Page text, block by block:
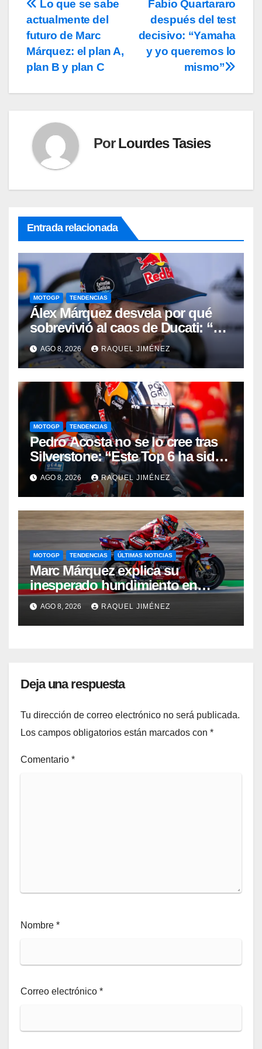
Navegación
de
entradas
Fabio Quartararo
después del test
decisivo: “Yamaha
y yo queremos lo
mismo”
Lo que se sabe
actualmente del
futuro de Marc
Márquez: el plan A,
plan B y plan C
PorLourdes Tasies
Entrada relacionada
MOTOGP TENDENCIAS
Álex Márquez desvela por qué
sobrevivió al caos de Ducati: “No
sé cómo acabé siendo el mejor”
AGO 8, 2026 RAQUEL JIMÉNEZ
MOTOGP TENDENCIAS
Pedro Acosta no se lo cree tras
Silverstone: “Este Top 6 ha sido
una sorpresa”
AGO 8, 2026 RAQUEL JIMÉNEZ
MOTOGP TENDENCIAS ÚLTIMAS NOTICIAS
Marc Márquez explica su
inesperado hundimiento en
Silverstone: “Fue una carrera de
supervivencia”
AGO 8, 2026 RAQUEL JIMÉNEZ
Deja una respuesta
Tu dirección de correo electrónico no será publicada.
Los campos obligatorios están marcados con *
Comentario *
Nombre *
Correo electrónico *